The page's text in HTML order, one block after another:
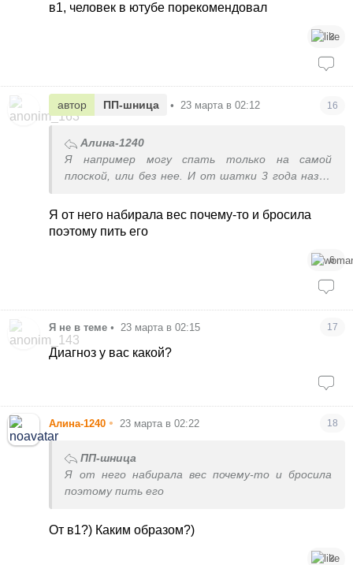
в1, человек в ютубе порекомендовал
3
автор ПП-шница • 23 марта в 02:12 16
Алина-1240
Я например могу спать только на самой
плоской, или без нее. И от шатки 3 года назад
порекомендовал
Я от него набирала вес почему-то и бросила
поэтому пить его
6
Я не в теме • 23 марта в 02:15 17
Диагноз у вас какой?
Алина-1240 • 23 марта в 02:22 18
ПП-шница
Я от него набирала вес почему-то и бросила
поэтому пить его
От в1?) Каким образом?)
3